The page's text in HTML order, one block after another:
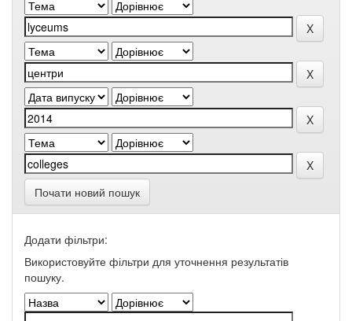
Почати новий пошук
Додати фільтри:
Використовуйте фільтри для уточнення результатів
пошуку.